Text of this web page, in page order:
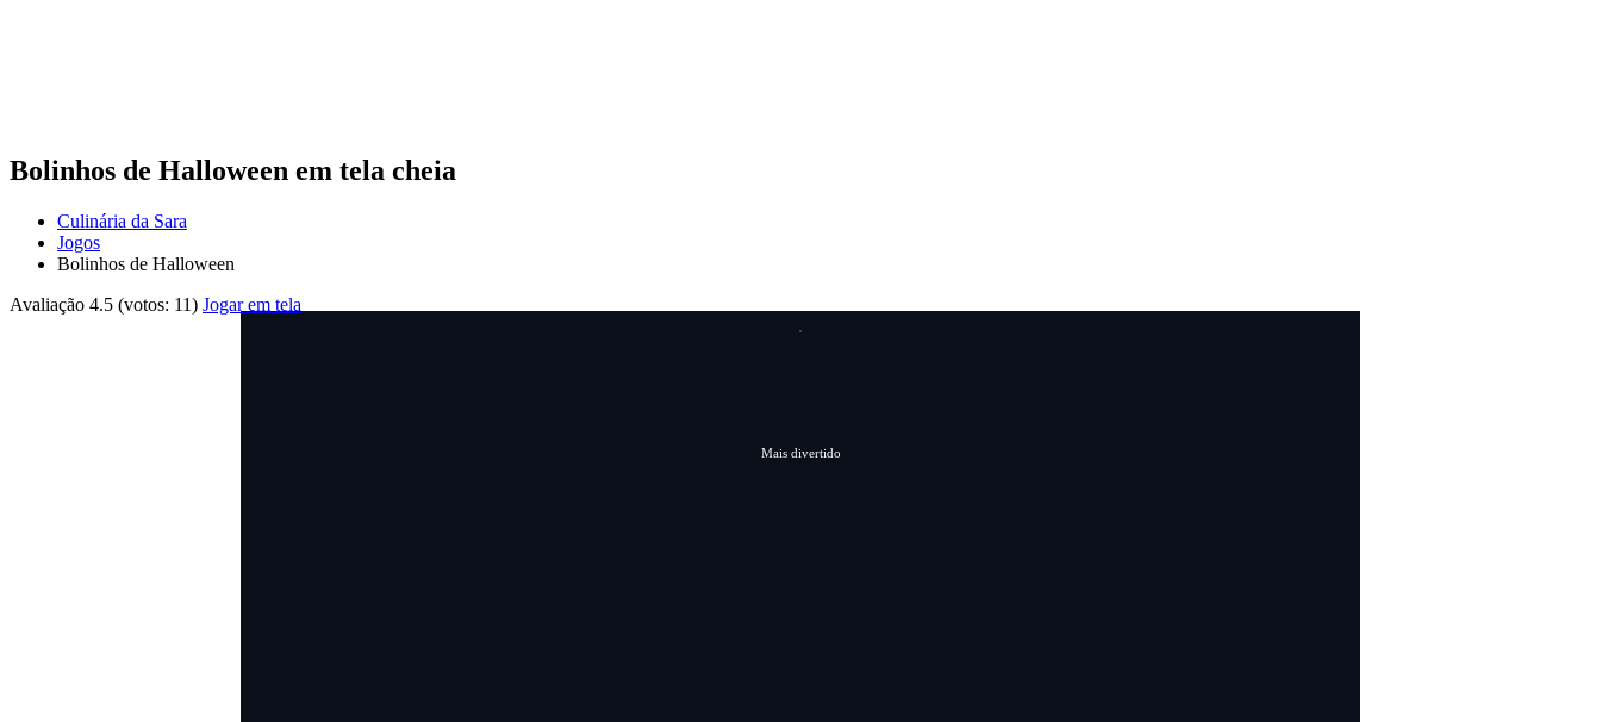
Bolinhos de Halloween em tela cheia
Culinária da Sara
Jogos
Bolinhos de Halloween
Avaliação 4.5 (votos: 11) Jogar em tela
Mais divertido